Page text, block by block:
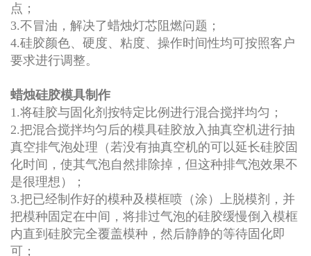
点；
3.不冒油，解决了蜡烛灯芯阻燃问题；
4.硅胶颜色、硬度、粘度、操作时间性均可按照客户
要求进行调整。
蜡烛硅胶模具制作
1.将硅胶与固化剂按特定比例进行混合搅拌均匀；
2.把混合搅拌均匀后的模具硅胶放入抽真空机进行抽
真空排气泡处理（若没有抽真空机的可以延长硅胶固
化时间，使其气泡自然排除掉，但这种排气泡效果不
是很理想）；
3.把已经制作好的模种及模框喷（涂）上脱模剂，并
把模种固定在中间，将排过气泡的硅胶缓慢倒入模框
内直到硅胶完全覆盖模种，然后静静的等待固化即
可；